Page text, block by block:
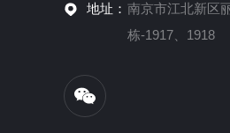
地址： 南京市江北新区
栋-1917、1918